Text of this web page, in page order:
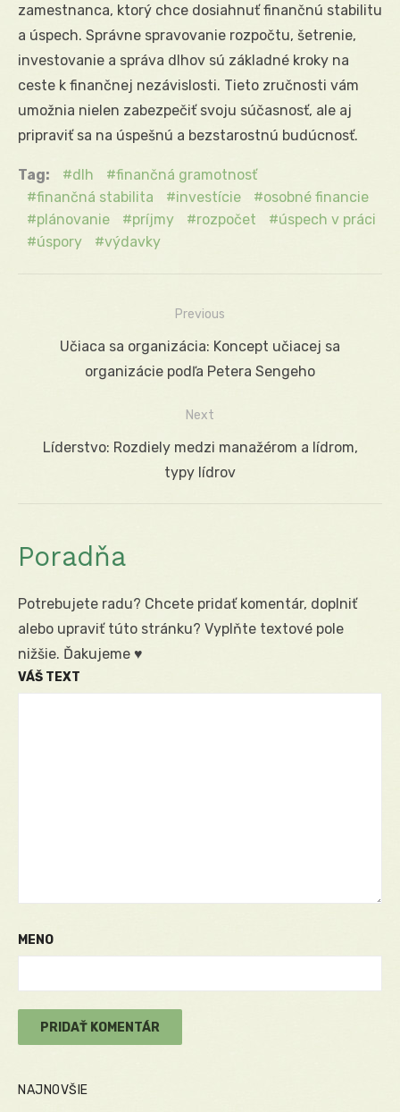
zamestnanca, ktorý chce dosiahnuť finančnú stabilitu
a úspech. Správne spravovanie rozpočtu, šetrenie,
investovanie a správa dlhov sú základné kroky na
ceste k finančnej nezávislosti. Tieto zručnosti vám
umožnia nielen zabezpečiť svoju súčasnosť, ale aj
pripraviť sa na úspešnú a bezstarostnú budúcnosť.
Tag: dlh
finančná gramotnosť
finančná stabilita
investície
osobné financie
plánovanie
príjmy rozpočet
úspech v práci
úspory
výdavky
Navigácia
Previous
PreviousUčiaca sa organizácia: Koncept učiacej sa
organizácie podľa Petera Sengeho
Next
Next
Líderstvo: Rozdiely medzi manažérom a lídrom,
typy lídrov
Poradňa
Potrebujete radu? Chcete pridať komentár, doplniť
alebo upraviť túto stránku? Vyplňte textové pole
nižšie. Ďakujeme ♥
VÁŠ TEXT
MENO
NAJNOVŠIE